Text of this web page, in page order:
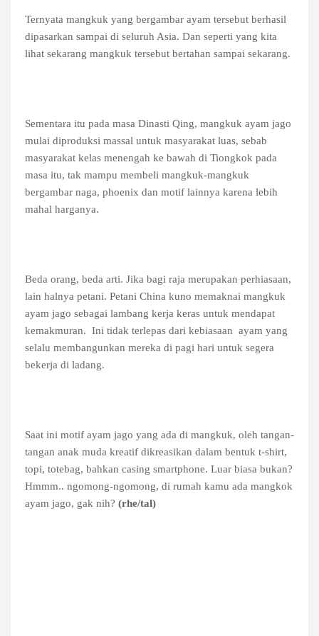
Ternyata mangkuk yang bergambar ayam tersebut berhasil
dipasarkan sampai di seluruh Asia. Dan seperti yang kita
lihat sekarang mangkuk tersebut bertahan sampai sekarang.
Sementara itu pada masa Dinasti Qing, mangkuk ayam jago
mulai diproduksi massal untuk masyarakat luas, sebab
masyarakat kelas menengah ke bawah di Tiongkok pada
masa itu, tak mampu membeli mangkuk-mangkuk
bergambar naga, phoenix dan motif lainnya karena lebih
mahal harganya.
Beda orang, beda arti. Jika bagi raja merupakan perhiasaan,
lain halnya petani. Petani China kuno memaknai mangkuk
ayam jago sebagai lambang kerja keras untuk mendapat
kemakmuran. Ini tidak terlepas dari kebiasaan ayam yang
selalu membangunkan mereka di pagi hari untuk segera
bekerja di ladang.
Saat ini motif ayam jago yang ada di mangkuk, oleh tangan-
tangan anak muda kreatif dikreasikan dalam bentuk t-shirt,
topi, totebag, bahkan casing smartphone. Luar biasa bukan?
Hmmm.. ngomong-ngomong, di rumah kamu ada mangkok
ayam jago, gak nih? (rhe/tal)